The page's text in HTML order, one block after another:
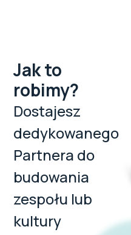
Jak to
robimy?
Dostajesz
dedykowanego
Partnera do
budowania
zespołu lub
kultury